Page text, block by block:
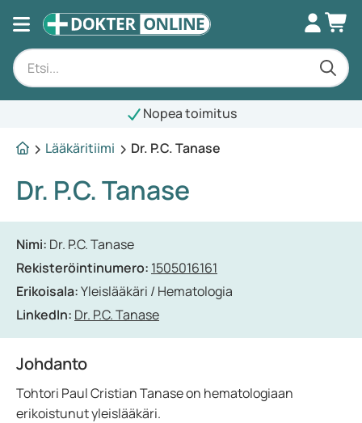
Nopea toimitus
Lääkäritiimi
Dr. P.C. Tanase
Dr. P.C. Tanase
Nimi: Dr. P.C. Tanase
Rekisteröintinumero: 1505016161
Erikoisala:Yleislääkäri / Hematologia
LinkedIn: Dr. P.C. Tanase
Johdanto
Tohtori Paul Cristian Tanase on hematologiaan
erikoistunut yleislääkäri.